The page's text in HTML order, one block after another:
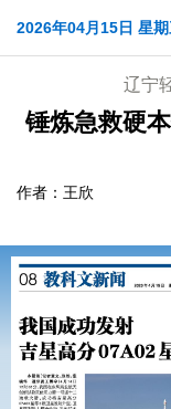
2026年04月15日 星
辽宁
锤炼急救硬
作者：王欣